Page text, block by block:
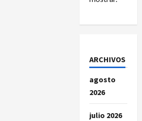
ARCHIVOS
agosto
2026
julio 2026